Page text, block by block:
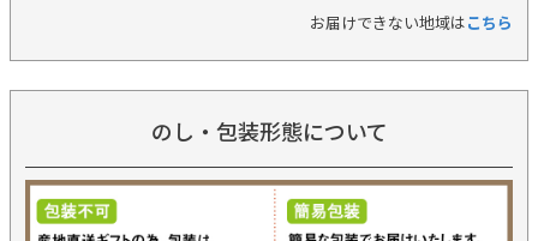
お届けできない地域はこちら
のし・包装形態について